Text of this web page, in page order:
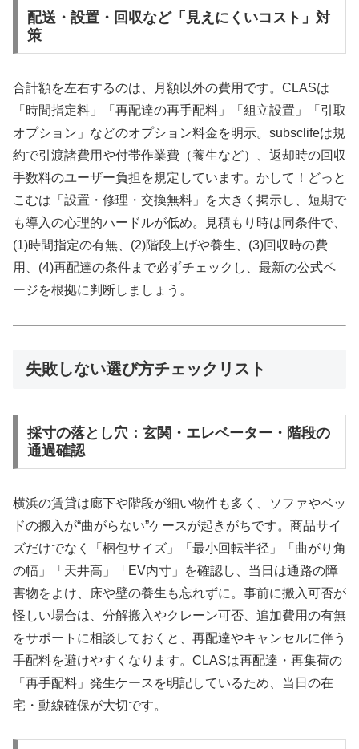
配送・設置・回収など「見えにくいコスト」対
策
合計額を左右するのは、月額以外の費用です。CLASは
「時間指定料」「再配達の再手配料」「組立設置」「引取
オプション」などのオプション料金を明示。subsclifeは規
約で引渡諸費用や付帯作業費（養生など）、返却時の回収
手数料のユーザー負担を規定しています。かして！どっと
こむは「設置・修理・交換無料」を大きく掲示し、短期で
も導入の心理的ハードルが低め。見積もり時は同条件で、
(1)時間指定の有無、(2)階段上げや養生、(3)回収時の費
用、(4)再配達の条件まで必ずチェックし、最新の公式ペ
ージを根拠に判断しましょう。
失敗しない選び方チェックリスト
採寸の落とし穴：玄関・エレベーター・階段の
通過確認
横浜の賃貸は廊下や階段が細い物件も多く、ソファやベッ
ドの搬入が“曲がらない”ケースが起きがちです。商品サイ
ズだけでなく「梱包サイズ」「最小回転半径」「曲がり角
の幅」「天井高」「EV内寸」を確認し、当日は通路の障
害物をよけ、床や壁の養生も忘れずに。事前に搬入可否が
怪しい場合は、分解搬入やクレーン可否、追加費用の有無
をサポートに相談しておくと、再配達やキャンセルに伴う
手配料を避けやすくなります。CLASは再配達・再集荷の
「再手配料」発生ケースを明記しているため、当日の在
宅・動線確保が大切です。